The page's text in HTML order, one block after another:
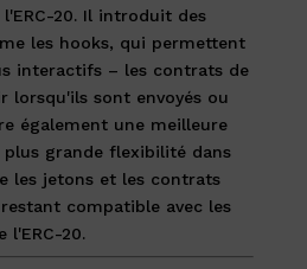
20. Il introduit des
les hooks, qui permettent
interactifs – les contrats de
lorsqu'ils sont envoyés ou
également une meilleure
grande flexibilité dans
les jetons et les contrats
compatible avec les
l'ERC-20.